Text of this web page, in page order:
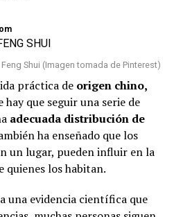
Feng Shui (Imagen tomada de Pinterest)
práctica deorigen chino,
que seguir una serie de
adecuada distribución de
ha enseñado que los
un lugar, pueden influir en la
quienes los habitan.
una evidencia científica que